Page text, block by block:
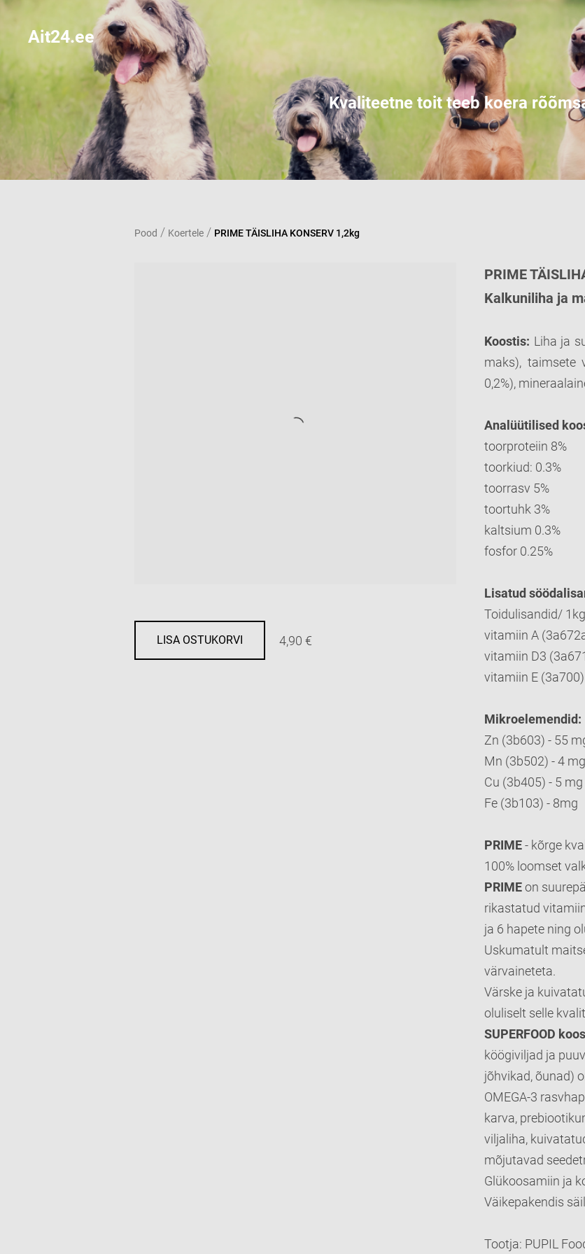
Ait24.ee
Kvaliteetne toit teeb koera
Pood / Koertele / PRIME TÄISLIHA KONSERV 1,2kg
LISA OSTUKORVI 4,90 €
PRIME
Kalkuniliha ja
Koostis: Liha ja
maks), taimsete
0,2%),
Analüütilised
toorproteiin 8%
toorkiud: 0.3%
toorrasv 5%
toortuhk 3%
kaltsium 0.3%
fosfor 0.25%
Lisatud
Toidulisandid/
vitamiin A
vitamiin D3
vitamiin E
Mikroelemendid:
Zn (3b603) - 55
Mn (3b502) - 4 mg
Cu (3b405) - 5 mg
Fe (3b103) - 8mg
PRIME- kõrge
100% loomset
PRIMEon
rikastatud
ja 6 hapete ning
Uskumatult
värvaineteta.
Värske ja
oluliselt selle
SUPERFOOD
köögiviljad ja
jõhvikad, õunad)
OMEGA-3
karva,
viljaliha,
mõjutavad
Glükoosamiin ja
Väikepakendis
Tootja: PUPIL